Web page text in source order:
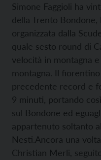
Simone Faggioli ha
della Trento Bondone,
organizzata dalla
quale sesto round di
velocità in montagna
montagna. Il
precedente record e
9 minuti, portando
sul Bondone ed
appartenuto soltanto
Nesti.Ancora una
Christian Merli,